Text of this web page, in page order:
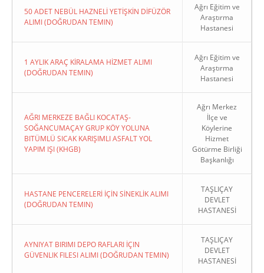
50 ADET NEBÜL HAZNELİ YETİŞKİN DİFÜZÖR
ALIMI (DOĞRUDAN TEMIN)
Ağrı Eğitim ve
Araştırma
Hastanesi
1 AYLIK ARAÇ KİRALAMA HİZMET ALIMI
(DOĞRUDAN TEMIN)
Ağrı Eğitim ve
Araştırma
Hastanesi
AĞRI MERKEZE BAĞLI KOCATAŞ-
SOĞANCUMAÇAY GRUP KÖY YOLUNA
BITÜMLÜ SICAK KARIŞIMLI ASFALT YOL
YAPIM IŞI (KHGB)
Ağrı Merkez
İlçe ve
Köylerine
Hizmet
Götürme Birliği
Başkanlığı
HASTANE PENCERELERİ İÇİN SİNEKLİK ALIMI
(DOĞRUDAN TEMIN)
TAŞLIÇAY
DEVLET
HASTANESİ
AYNIYAT BIRIMI DEPO RAFLARI İÇIN
GÜVENLIK FILESI ALIMI (DOĞRUDAN TEMIN)
TAŞLIÇAY
DEVLET
HASTANESİ